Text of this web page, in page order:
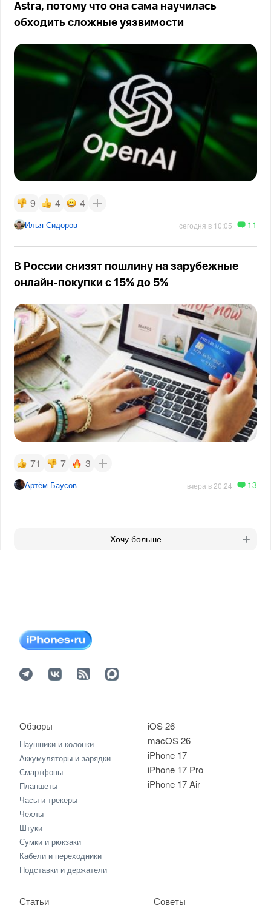
Astra, потому что она сама научилась
обходить сложные уязвимости
9 4 4
Илья Сидоров сегодня в 10:05 11
В России снизят пошлину на зарубежные
онлайн-покупки с 15% до 5%
71 7 3
Артём Баусов вчера в 20:24 13
Хочу больше
iOS 26
macOS 26
iPhone 17
iPhone 17 Pro
iPhone 17 Air
Обзоры
Наушники и колонки
Аккумуляторы и зарядки
Смартфоны
Планшеты
Часы и трекеры
Чехлы
Штуки
Сумки и рюкзаки
Кабели и переходники
Подставки и держатели
Статьи
Советы